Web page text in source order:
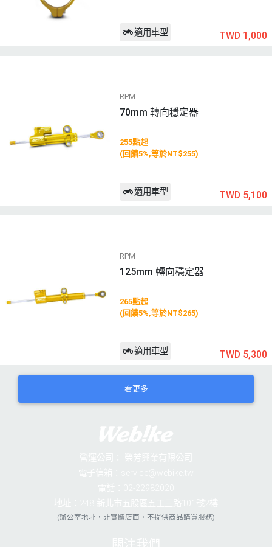
適用車型 TWD 1,000
RPM
70mm 轉向穩定器
255點起
(回饋5%,等於NT$255)
適用車型 TWD 5,100
RPM
125mm 轉向穩定器
265點起
(回饋5%,等於NT$265)
適用車型 TWD 5,300
看更多
(辦公室地址，非實體店面，不提供商品購買服務)